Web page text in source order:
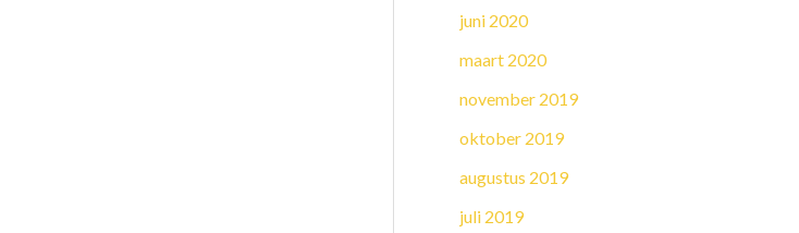
juni 2020
maart 2020
november 2019
oktober 2019
augustus 2019
juli 2019